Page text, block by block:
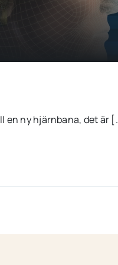
en ny hjärnbana, det är